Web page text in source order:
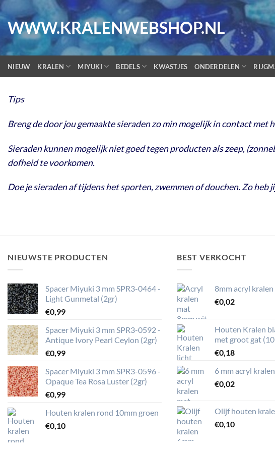
naar
inhoud
WWW.KRALENWEBSHOP.NL
NIEUW KRALEN MIYUKI BEDELS KWASTJES ONDERDELEN
Tips
Breng de door jou gemaakte sieraden zo min mogelijk in contact
Sieraden kunnen mogelijk niet goed tegen producten als zeep,
dofheid te voorkomen.
Doe je sieraden af tijdens het sporten, zwemmen of douchen. Zo heb
NIEUWSTE PRODUCTEN
Spacer Miyuki 3 mm SPR3-0464 -
Light Gunmetal (2gr)
€0,99
Spacer Miyuki 3 mm SPR3-0592 -
Antique Ivory Pearl Ceylon (2gr)
€0,99
Spacer Miyuki 3 mm SPR3-0596 -
Opaque Tea Rosa Luster (2gr)
€0,99
Houten kralen rond 10mm groen
€0,10
BEST VERKOCHT
8mm acryl
€0,02
Houten Kralen
met groot gat
€0,18
6 mm acryl
€0,02
Olijf houten
€0,10